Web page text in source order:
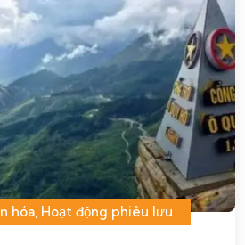
hóa, Hoạt động phiêu lưu